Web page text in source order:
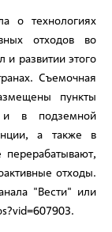
о технологиях
отходов во
развитии этого
Съемочная
пункты
и в подземной
а также в
отходы.
"Вести" или
.